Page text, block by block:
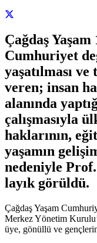
Çağdaş
Cumhuriyet
yaşatılması
veren; insan
alanında
çalışmasıyla
haklarının,
yaşamın
nedeniyle
layık görüldü.
Çağdaş Yaşam
Merkez Yönetim
üye, gönüllü ve